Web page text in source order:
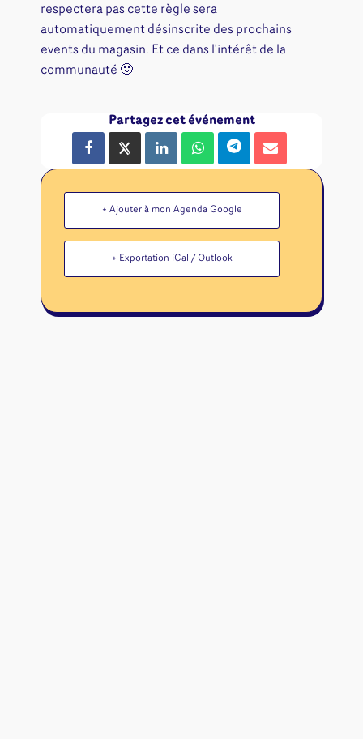
respectera pas cette règle sera
automatiquement désinscrite des prochains
events du magasin. Et ce dans l'intérêt de la
communauté 🙂
Partagez cet événement
+ Ajouter à mon Agenda Google
+ Exportation iCal / Outlook